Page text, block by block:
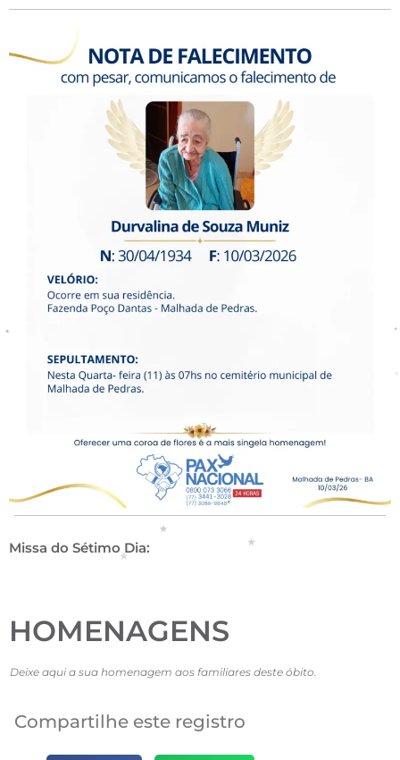
Missa do Sétimo Dia:
HOMENAGENS
Deixe aqui a sua homenagem aos familiares deste óbito.
Compartilhe este registro